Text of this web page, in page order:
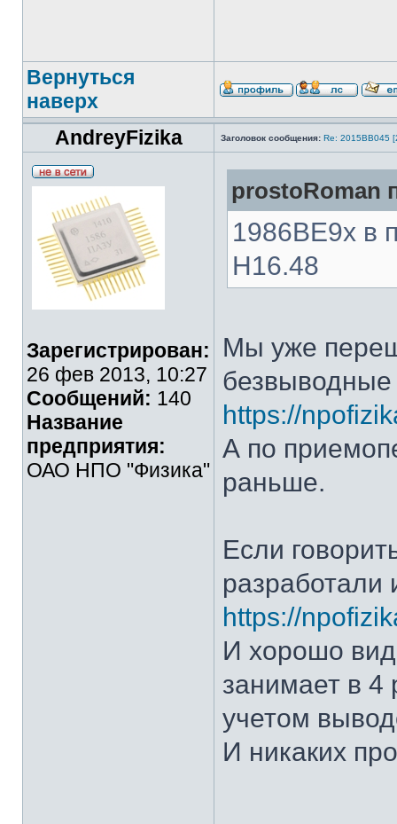
Вернуться
наверх
AndreyFizika
Заголовок сообщения: Re: 2015ВВ045
Зарегистрирован:
26 фев 2013, 10:27
Сообщений: 140
Название
предприятия:
ОАО НПО "Физика"
prostoRoman
1986ВЕ9х в
Н16.48
Мы уже
https://
А по
раньше.
Если
https://
И хорошо
занимает в
учетом
И никаких